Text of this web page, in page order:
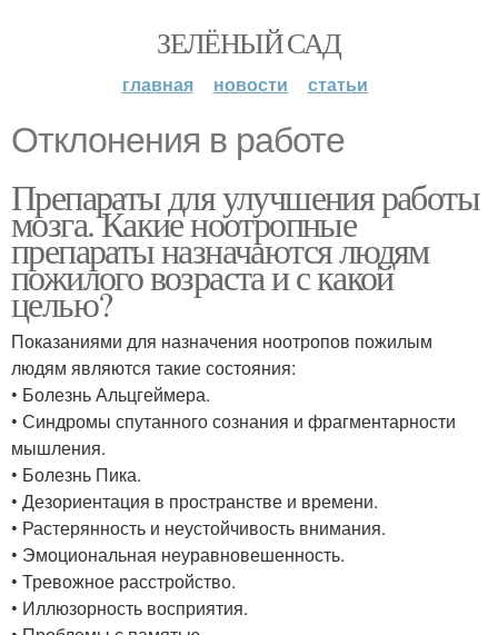
ЗЕЛЁНЫЙ САД
главная новости статьи
Отклонения в работе
Препараты для улучшения работы
мозга. Какие ноотропные
препараты назначаются людям
пожилого возраста и с какой
целью?
Показаниями для назначения ноотропов пожилым
людям являются такие состояния:
• Болезнь Альцгеймера.
• Синдромы спутанного сознания и фрагментарности
мышления.
• Болезнь Пика.
• Дезориентация в пространстве и времени.
• Растерянность и неустойчивость внимания.
• Эмоциональная неуравновешенность.
• Тревожное расстройство.
• Иллюзорность восприятия.